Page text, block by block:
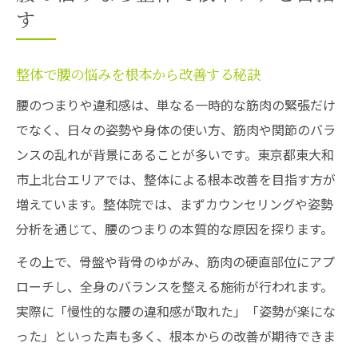
す
整体で腰の悩みを根本から改善する秘訣
腰のつまりや違和感は、単なる一時的な筋肉の緊張だけ
でなく、日々の姿勢や身体の使い方、筋肉や関節のバラ
ンスの乱れが背景にあることが多いです。東京都東大和
市上北台エリアでは、整体による根本改善を目指す方が
増えています。整体院では、まずカウンセリングや姿勢
分析を通じて、腰のつまりの本質的な原因を探ります。
その上で、骨盤や背骨のゆがみ、筋肉の硬直部位にアプ
ローチし、全身のバランスを整える施術が行われます。
実際に「慢性的な腰の違和感が取れた」「姿勢が楽にな
った」といった声も多く、根本からの改善が期待できま